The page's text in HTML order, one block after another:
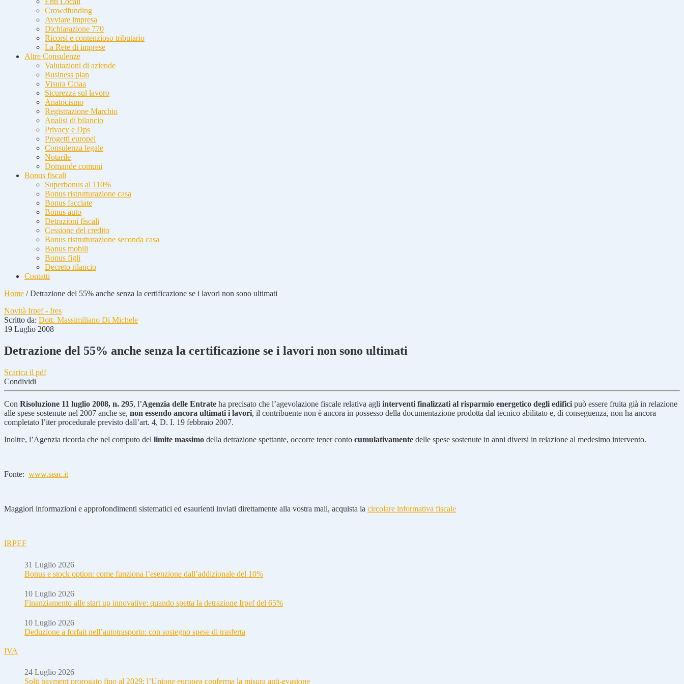
Crowdfunding
Avviare impresa
Dichiarazione 770
Ricorsi e contenzioso tributario
La Rete di imprese
Altre Consulenze
Valutazioni di aziende
Business plan
Visura Cciaa
Sicurezza sul lavoro
Anatocismo
Registrazione Marchio
Analisi di bilancio
Privacy e Dps
Progetti europei
Consulenza legale
Notarile
Domande comuni
Bonus fiscali
Superbonus al 110%
Bonus ristrutturazione casa
Bonus facciate
Bonus auto
Detrazioni fiscali
Cessione del credito
Bonus ristrutturazione seconda casa
Bonus mobili
Bonus figli
Decreto rilancio
Contatti
Home /Detrazione del 55% anche senza la certificazione se i lavori non sono ultimati
Novità Irpef - Ires
Scritto da: Dott. Massimiliano Di Michele
19 Luglio 2008
Detrazione del 55% anche senza la certificazione se i lavori non sono ultimati
Scarica il pdf
Condividi
Con Risoluzione 11 luglio 2008, n. 295, l’Agenzia delle Entrate ha precisato che l’agevolazione fiscale relativa agli interventi finalizzati al risparmio energetico degli edifici può essere fruita già in relazione
alle spese sostenute nel 2007 anche se, non essendo ancora ultimati i lavori, il contribuente non è ancora in possesso della documentazione prodotta dal tecnico abilitato e, di conseguenza, non ha ancora
completato l’iter procedurale previsto dall’art. 4, D. I. 19 febbraio 2007.
Inoltre, l’Agenzia ricorda che nel computo del limite massimo della detrazione spettante, occorre tener conto cumulativamente delle spese sostenute in anni diversi in relazione al medesimo intervento.
Fonte: www.seac.it
Maggiori informazioni e approfondimenti sistematici ed esaurienti inviati direttamente alla vostra mail, acquista la circolare informativa fiscale
IRPEF
31 Luglio 2026
Bonus e stock option: come funziona l’esenzione dall’addizionale del 10%
10 Luglio 2026
Finanziamento alle start up innovative: quando spetta la detrazione Irpef del 65%
10 Luglio 2026
Deduzione a forfait nell’autotrasporto: con sostegno spese di trasferta
IVA
24 Luglio 2026
Split payment prorogato fino al 2029: l’Unione europea conferma la misura anti-evasione